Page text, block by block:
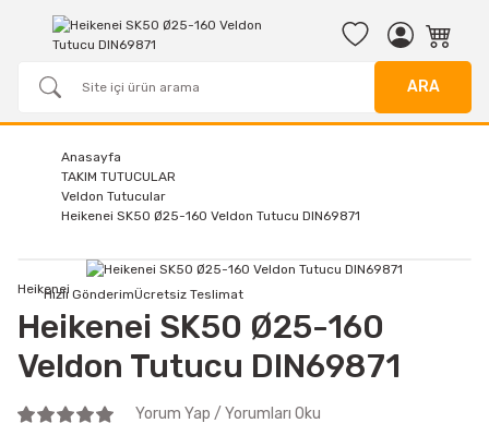
ARA
Anasayfa
TAKIM TUTUCULAR
Veldon Tutucular
Heikenei SK50 Ø25-160 Veldon Tutucu DIN69871
Hızlı GönderimÜcretsiz Teslimat
Heikenei
Heikenei SK50 Ø25-160
Veldon Tutucu DIN69871
Yorum Yap / Yorumları Oku